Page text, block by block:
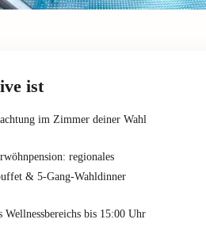
ist
im Zimmer deiner Wahl
regionales
& 5-Gang-Wahldinner
Wellnessbereichs bis 15:00 Uhr